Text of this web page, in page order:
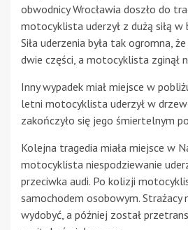
obwodnicy Wrocławia doszło do
motocyklista uderzył z dużą siłą w
Siła uderzenia była tak ogromna,
dwie części, a motocyklista zginął
Inny wypadek miał miejsce w
letni motocyklista uderzył w
zakończyło się jego śmiertelnym
Kolejna tragedia miała miejsce w
motocyklista niespodziewanie
przeciwka audi. Po kolizji
samochodem osobowym.
wydobyć, a później został